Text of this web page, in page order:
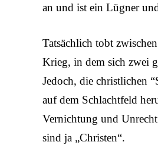
an und ist ein Lügner
Tatsächlich tobt
Krieg, in dem sich zwei
Jedoch, die christlichen
auf dem Schlachtfeld
Vernichtung und
sind ja „Christen“.